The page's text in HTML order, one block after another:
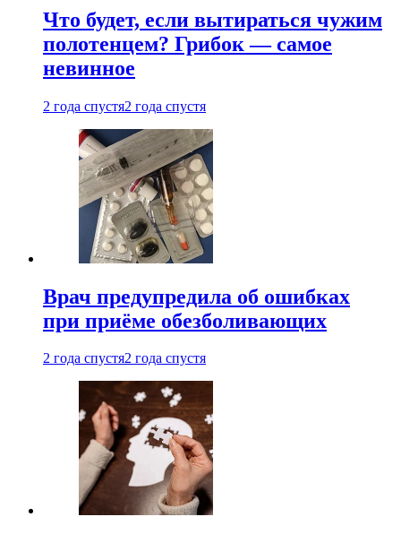
Что будет, если вытираться чужим
полотенцем? Грибок — самое
невинное
2 года спустя2 года спустя
Врач предупредила об ошибках
при приëме обезболивающих
2 года спустя2 года спустя